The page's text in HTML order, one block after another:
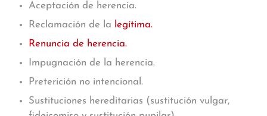
Aceptación de herencia.
Reclamación de la legítima.
Renuncia de herencia.
Impugnación de la herencia.
Preterición no intencional.
Sustituciones hereditarias (sustitución vulgar,